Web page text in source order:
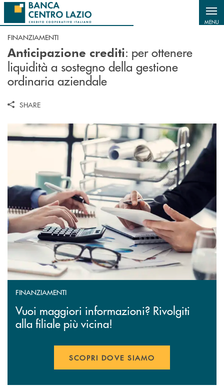
Salta al contenuto principale
MENU
FINANZIAMENTI
Anticipazione crediti: per ottenere
liquidità a sostegno della gestione
ordinaria aziendale
SHARE
FINANZIAMENTI
Vuoi maggiori informazioni? Rivolgiti
alla filiale più vicina!
SCOPRI DOVE SIAMO